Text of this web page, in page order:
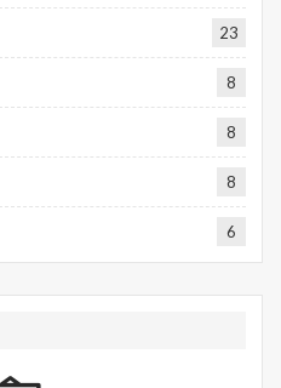
23
8
8
8
6